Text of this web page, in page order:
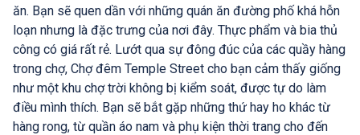
ăn. Bạn sẽ quen dần với những quán ăn đường phố khá hỗn
loạn nhưng là đặc trưng của nơi đây. Thực phẩm và bia thủ
công có giá rất rẻ. Lướt qua sự đông đúc của các quầy hàng
trong chợ, Chợ đêm Temple Street cho bạn cảm thấy giống
như một khu chợ trời không bị kiểm soát, được tự do làm
điều mình thích. Bạn sẽ bắt gặp những thứ hay ho khác từ
hàng rong, từ quần áo nam và phụ kiện thời trang cho đến